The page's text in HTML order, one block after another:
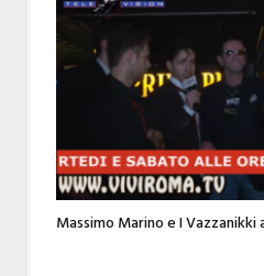
Massimo Marino e I Vazzanikki